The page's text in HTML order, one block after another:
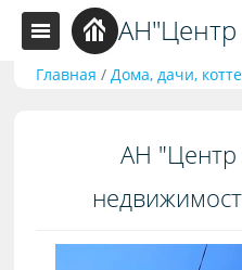
АН"Центр
Главная /Дома, дачи,
АН "Центр